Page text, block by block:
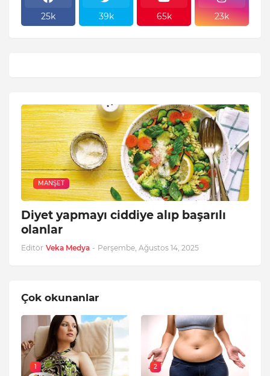
25k 39k 65k 23k
MANŞET
Diyet yapmayı ciddiye alıp başarılı
olanlar
Editör Veka Medya - Perşembe, Ağustos 14, 2025
Çok okunanlar
1 2